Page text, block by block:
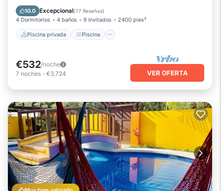
10.0 Excepcional(77 Reseñas)
4 Dormitorios 4 baños 9 Invitados 2400 pies²
Piscina privada Piscina
Vista al mar
Balcón/Terraza
€532/noche
7 noches - €3,724 VER OFERTA